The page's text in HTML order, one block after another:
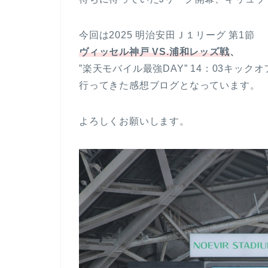
今回は2025 明治安田Ｊ１リーグ 第1節
ヴィッセル神戸 VS.浦和レッズ戦、
”楽天モバイル最強DAY” 14：03キックオ
行ってきた感想ブログとなっています。
よろしくお願いします。